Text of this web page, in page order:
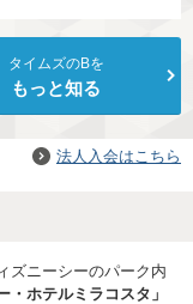
タイムズのBを
もっと知る
法人入会はこちら
ズニーシーのパーク内
・ホテルミラコスタ」